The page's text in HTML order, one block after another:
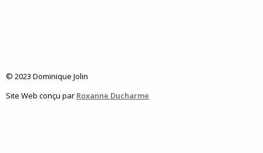
© 2023 Dominique Jolin
Site Web conçu par Roxanne Ducharme